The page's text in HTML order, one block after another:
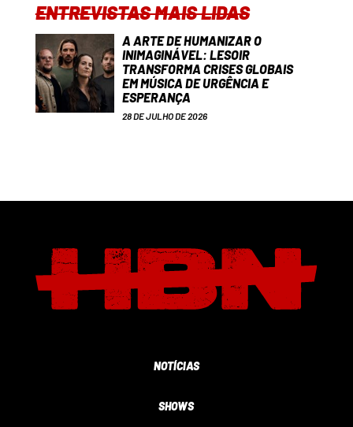
ENTREVISTAS MAIS LIDAS
A ARTE DE HUMANIZAR O
INIMAGINÁVEL: LESOIR
TRANSFORMA CRISES GLOBAIS
EM MÚSICA DE URGÊNCIA E
ESPERANÇA
28 DE JULHO DE 2026
NOTÍCIAS
SHOWS